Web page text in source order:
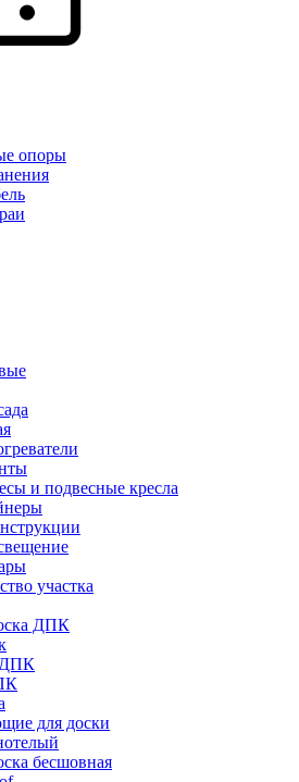
опоры
и подвесные кресла
участка
ДПК
ДПК
для доски
бесшовная